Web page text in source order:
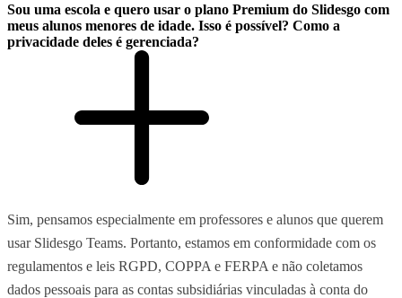
Sou uma escola e quero usar o plano Premium do Slidesgo com
meus alunos menores de idade. Isso é possível? Como a
privacidade deles é gerenciada?
Sim, pensamos especialmente em professores e alunos que querem
usar Slidesgo Teams. Portanto, estamos em conformidade com os
regulamentos e leis RGPD, COPPA e FERPA e não coletamos
dados pessoais para as contas subsidiárias vinculadas à conta do